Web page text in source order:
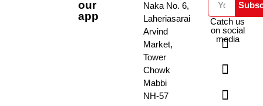
our
app
Naka No. 6,
Laheriasarai
Arvind
Market,
Tower
Chowk
Mabbi
NH-57
Catch us
on social
media